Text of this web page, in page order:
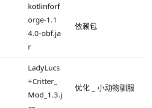
kotlinforf
orge-1.1
4.0-obf.ja
r
依赖包
LadyLucs
+Critter_
Mod_1.3.j
优化 _ 小动物驯服